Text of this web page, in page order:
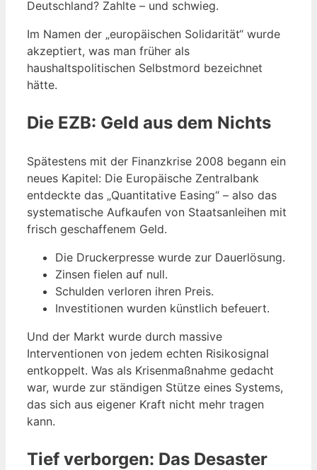
Deutschland? Zahlte – und schwieg.
Im Namen der „europäischen Solidarität“ wurde
akzeptiert, was man früher als
haushaltspolitischen Selbstmord bezeichnet
hätte.
Die EZB: Geld aus dem Nichts
Spätestens mit der Finanzkrise 2008 begann ein
neues Kapitel: Die Europäische Zentralbank
entdeckte das „Quantitative Easing“ – also das
systematische Aufkaufen von Staatsanleihen mit
frisch geschaffenem Geld.
Die Druckerpresse wurde zur Dauerlösung.
Zinsen fielen auf null.
Schulden verloren ihren Preis.
Investitionen wurden künstlich befeuert.
Und der Markt wurde durch massive
Interventionen von jedem echten Risikosignal
entkoppelt. Was als Krisenmaßnahme gedacht
war, wurde zur ständigen Stütze eines Systems,
das sich aus eigener Kraft nicht mehr tragen
kann.
Tief verborgen: Das Desaster